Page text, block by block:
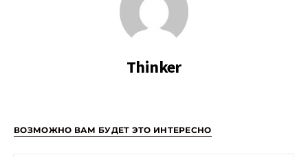
Thinker
ВОЗМОЖНО ВАМ БУДЕТ ЭТО ИНТЕРЕСНО